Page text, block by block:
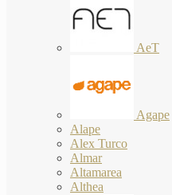
AeT
Agape
Alape
Alex Turco
Almar
Altamarea
Althea